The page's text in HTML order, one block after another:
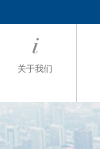
关于我们